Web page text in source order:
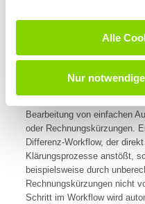
Alle
Nur
das
Mithilfe des
Klärungsprozesses per
einen
der Debitoren-
Bearbeitung von einfachen
oder Rechnungskürzungen.
Differenz-Workflow, der
Klärungsprozesse anstößt,
beispielsweise durch
Rechnungskürzungen nicht
Schritt im Workflow wird